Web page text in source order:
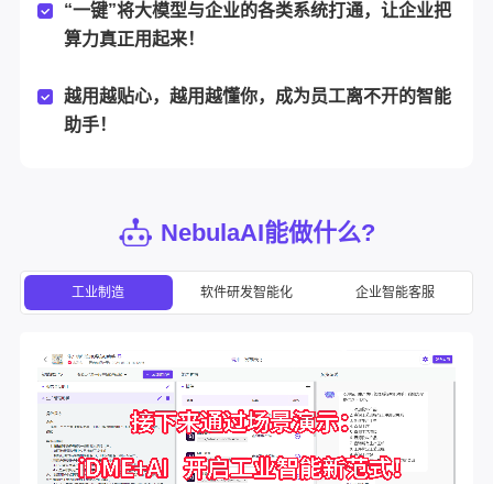
“一键”将大模型与企业的各类系统打通，让企业把
算力真正用起来！
越用越贴心，越用越懂你，成为员工离不开的智能
助手！
NebulaAI能做什么?
工业制造 软件研发智能化 企业智能客服